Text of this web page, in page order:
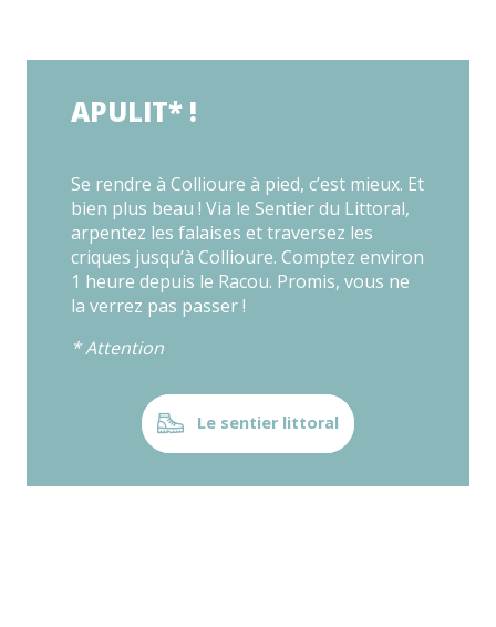
APULIT* !
Se rendre à Collioure à pied, c’est mieux. Et
bien plus beau ! Via le Sentier du Littoral,
arpentez les falaises et traversez les
criques jusqu’à Collioure. Comptez environ
1 heure depuis le Racou. Promis, vous ne
la verrez pas passer !
* Attention
Le sentier littoral